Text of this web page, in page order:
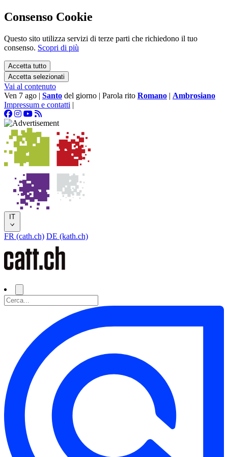
Consenso Cookie
Questo sito utilizza servizi di terze parti che richiedono il tuo
consenso. Scopri di più
Accetta tutto
Accetta selezionati
Vai al contenuto
Ven 7 ago | Santo del giorno | Parola rito Romano | Ambrosiano
Impressum e contatti |
IT
FR (cath.ch) DE (kath.ch)